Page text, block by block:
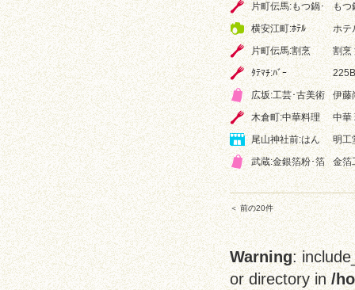
片町伝馬:もつ鍋･
もつ
横安江町:ﾎﾃﾙ
ホテ
片町伝馬:割烹
割烹
ﾀﾃﾏﾁ:ﾊﾞｰ
広坂:工芸･古美術
伊藤
木倉町:中華料理
中華
尾山神社前:はん
明工
武蔵:金銀箔粉･箔
金
＜ 前の20件
Warning:
or directory in/